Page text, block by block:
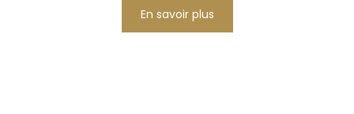
En savoir plus